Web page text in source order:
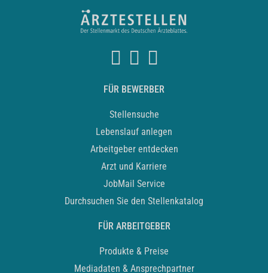
FÜR BEWERBER
Stellensuche
Lebenslauf anlegen
Arbeitgeber entdecken
Arzt und Karriere
JobMail Service
Durchsuchen Sie den Stellenkatalog
FÜR ARBEITGEBER
Produkte & Preise
Mediadaten & Ansprechpartner